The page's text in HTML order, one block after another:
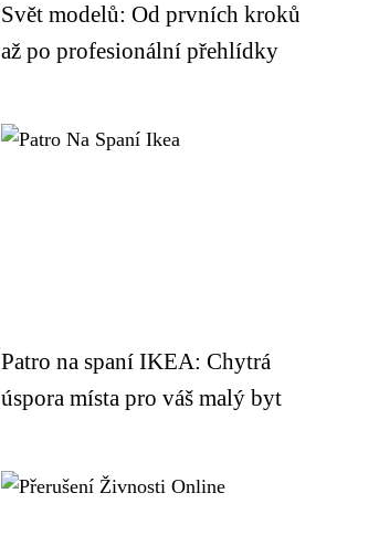
Svět modelů: Od prvních kroků
až po profesionální přehlídky
Patro na spaní IKEA: Chytrá
úspora místa pro váš malý byt